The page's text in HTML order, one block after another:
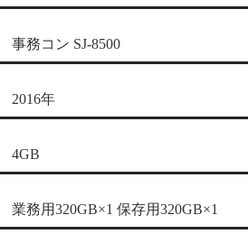
事務コン SJ-8500
2016年
4GB
業務用320GB×1 保存用320GB×1